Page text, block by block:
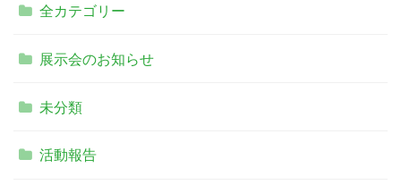
全カテゴリー
展示会のお知らせ
未分類
活動報告